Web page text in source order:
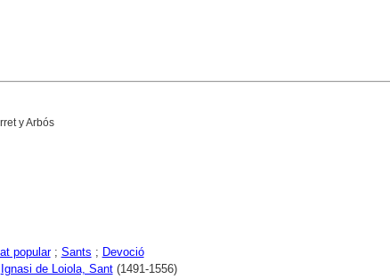
y Arbós
popular; Sants ; Devoció
Ignasi de Loiola, Sant(1491-1556)